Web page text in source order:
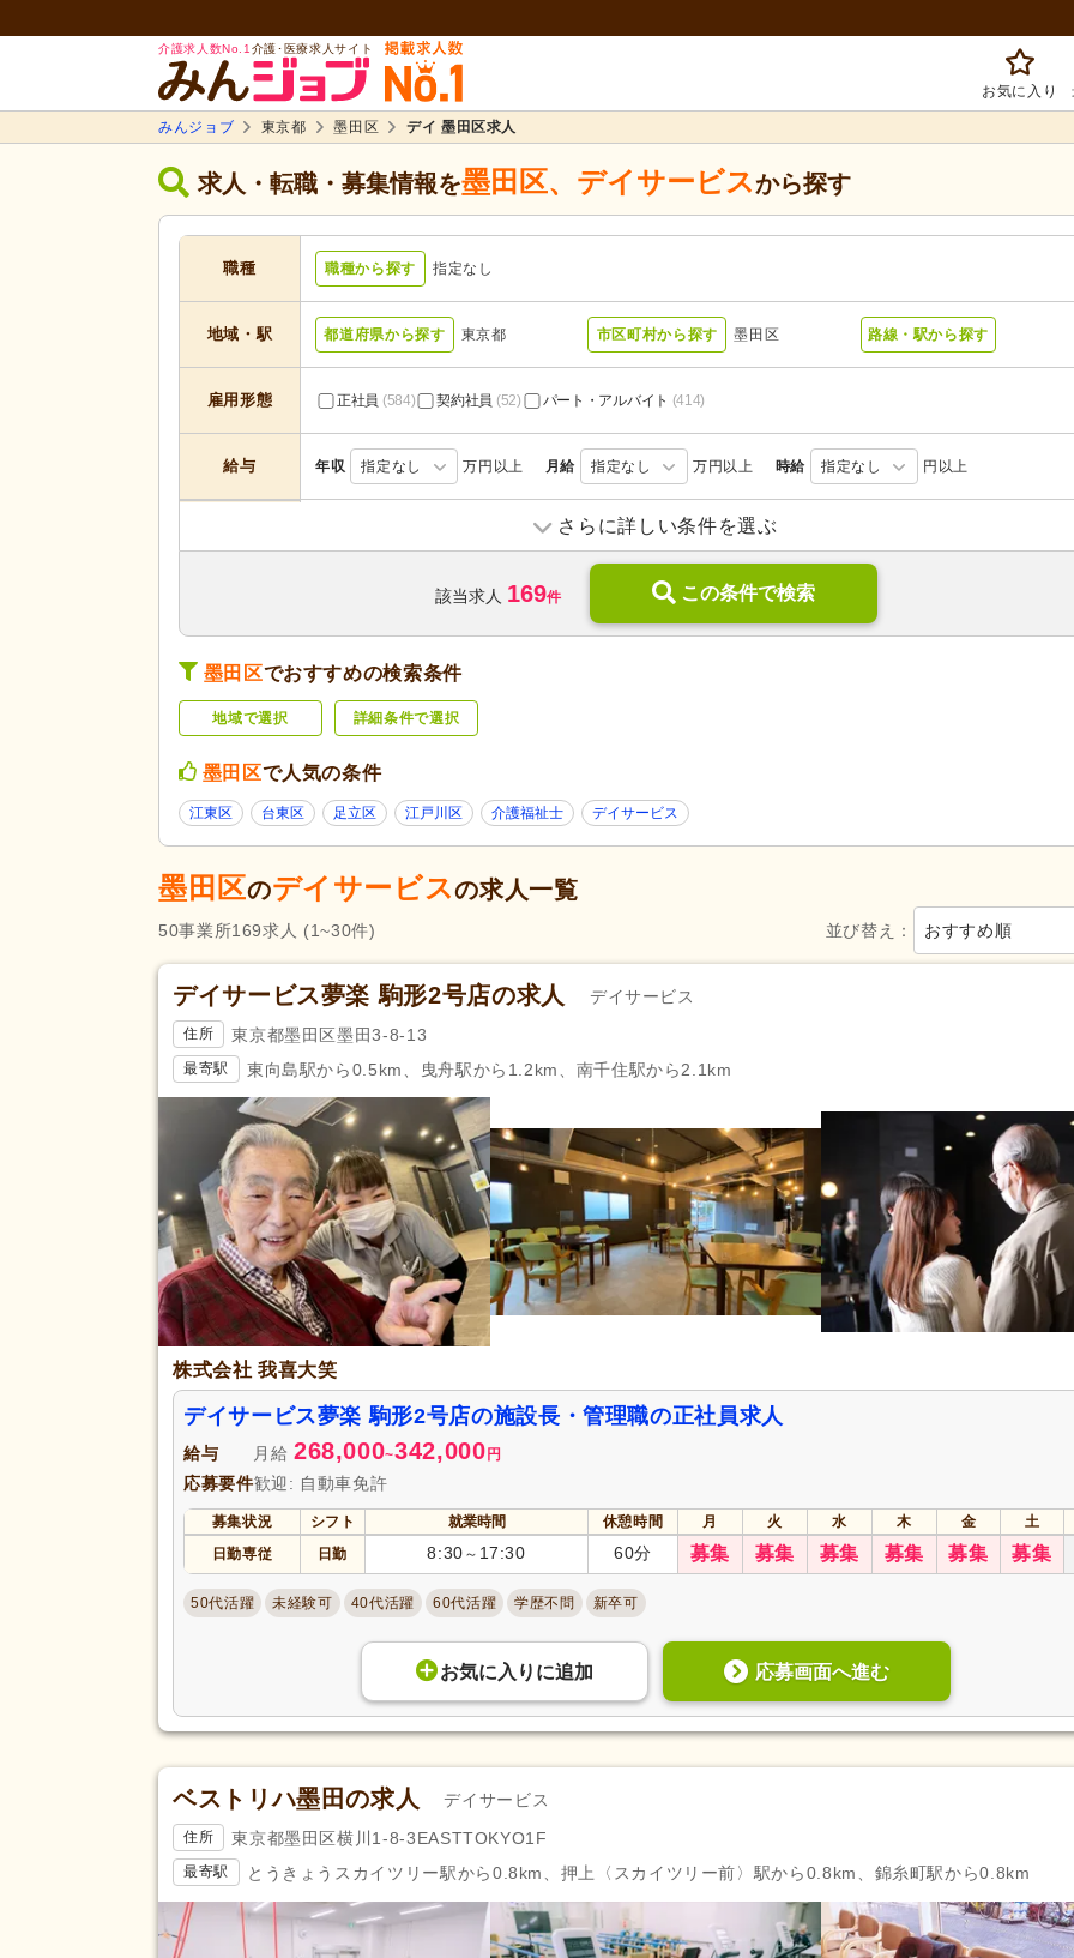
介護求人数No.1 介護･医療求人サイト
お気に入り
みんジョブ 東京都 墨田区 デイ 墨田区求人
求人・転職・募集情報を墨田区、 デイサービスから探す
職種 職種から探す 指定なし
地域・駅 都道府県から探す 東京都 市区町村から探す 墨田区 路線・駅から探す
雇用形態 正社員 (584) 契約社員 (52) パート・アルバイト (414)
給与 年収 指定なし 万円以上 月給 指定なし 万円以上 時給 指定なし 円以上
サービスの種
訪問介護 (78)
訪問看護(88) 訪問リハビリ(7) 定期巡回・随時対応型(3)
(169) デイケア(4)
住宅型有料老人ホーム(4)
ケアハウス(4)
看護小規模多機能型居宅介護
障がい者支援
応募条件・こ
だわり
未経験可(538) 新規オープン
ブランク可(918) 学歴不問(990) 年齢不問(840)
学生可(20)
60代活躍
髪型・髪色自由(38)
ネイル可(82)
勤務形態
残業ほぼなし(931) シフト制(257) (776)
夜勤のみ可(29) 午前のみ可(59) 午後のみ可
時短勤務相談可 (118) 週1日から可(52) 週2日から可
週3日から可 (45) 週4日から可(7) シフト相談可 (921)
即日勤務可(190)
応募資格
初任者研修（旧ヘルパー2級）(165)
実務者研修（旧ヘルパー1級・基礎研
介護福祉士(187)
介護事務(1) 主任介護支援専門員 (8)
看護師(128)
理学療法士
視能訓練士 あん摩マッサージ指圧師(5) 柔道整復師 (11)
はり師 きゅう師 管理栄養士(19)
栄養士(20) 調理師
認知症介護実践者研修 (3)
小規模多機能型サービス等計画作成
医師
薬剤師(11) 助産師(1) 診療放射線技師(3)
歯科医師 (28)
完全週休2日(234) 週休2日(268) 4週8休(36)
土日休み (59) 土日祝休み 土曜休み(17)
さらに詳しい条件を選ぶ
該当求人 169件 この条件で検索
墨田区でおすすめの検索条件
地域で選択 詳細条件で選択
墨田区で人気の条件
江東区 台東区 足立区 江戸川区 介護福祉士 デイサービス
墨田区のデイサービスの求人一覧
並び替え： おすすめ順
50事業所169求人 (1~30件)
デイサービス夢楽 駒形2号店の求人 デイサービス
住所 東京都墨田区墨田3-8-13
最寄駅 東向島駅から0.5km、曳舟駅から1.2km、南千住駅から2.1km
株式会社 我喜大笑
デイサービス夢楽 駒形2号店の施設長・管理職の正社員求人
給与 月給 268,000~342,000 円
応募要件歓迎: 自動車免許
募集状況 シフト 就業時間 休憩時間 月 火 水 木 金
土
日勤専従
日勤 8:30 ～ 17:30 60分 募集 募集 募集 募集 募集 募集
50代活躍 未経験可 40代活躍 60代活躍 学歴不問 新卒可
お気に入り に追加 応募画面へ進む
ベストリハ墨田の求人 デイサービス
住所 東京都墨田区横川1-8-3EASTTOKYO1F
最寄駅 とうきょうスカイツリー駅から0.8km、押上〈スカイツリー前〉駅から0.8km、錦糸町駅から0.8km